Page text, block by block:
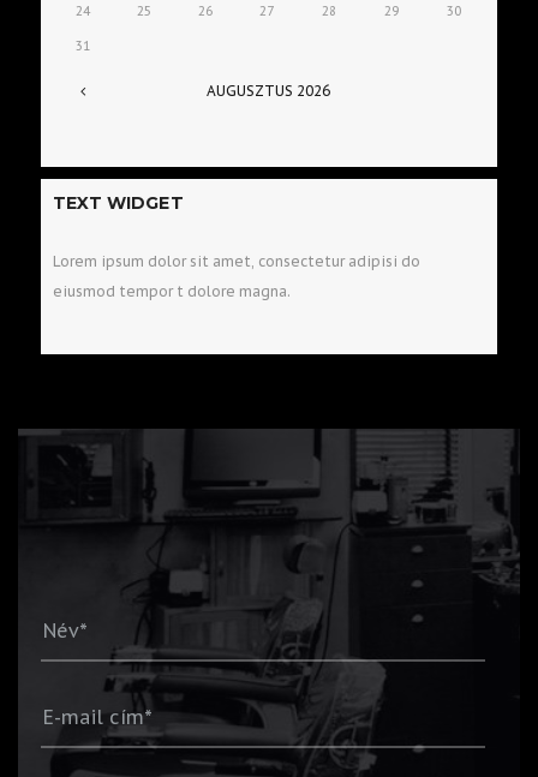
AUGUSZTUS 2026
24 25 26 27 28 29 30
31
TEXT WIDGET
Lorem ipsum dolor sit amet, consectetur adipisi do
eiusmod tempor t dolore magna.